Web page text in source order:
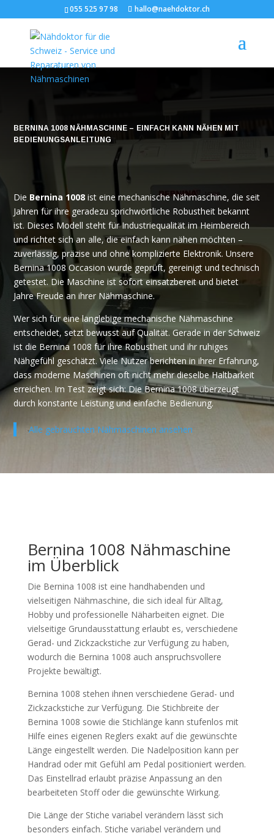
055 525 97 98 hallo@naehdoktor.ch
BERNINA 1008 NÄHMASCHINE – EINFACH KANN NÄHEN MIT
BEDIENUNGSANLEITUNG
Die Bernina 1008 ist eine mechanische Nähmaschine, die seit
Jahren für ihre geradezu sprichwörtliche Robustheit bekannt
ist. Dieses Modell steht für Industriequalität im Heimbereich
und richtet sich an alle, die einfach kann nähen möchten –
zuverlässig, präzise und ohne komplizierte Elektronik. Unsere
Bernina 1008 Occasion wurde geprüft, gereinigt und technisch
getestet. Die Maschine ist sofort einsatzbereit und bietet
Jahre Freude an ihrer Nähmaschine.
Wer sich für eine langlebige mechanische Nähmaschine
entscheidet, setzt bewusst auf Qualität. Gerade in der Schweiz
ist die Bernina 1008 für ihre Robustheit und ihr ruhiges
Nähgefühl geschätzt. Viele Nutzer berichten in ihrer Erfahrung,
dass moderne Maschinen oft nicht mehr dieselbe Haltbarkeit
erreichen. Im Test zeigt sich: Die Bernina 1008 überzeugt
durch konstante Leistung und einfache Bedienung.
Alle gebrauchten Nähmaschinen ansehen
Bernina 1008 Nähmaschine
im Überblick
Die Bernina 1008 ist eine handhabenden und
vielseitigen Nähmaschine, die sich ideal für Alltag,
Hobby und professionelle Näharbeiten eignet. Die
vielseitige Grundausstattung erlaubt es, verschiedene
Gerad- und Zickzackstiche zur Verfügung zu haben,
wodurch die Bernina 1008 auch anspruchsvollere
Projekte bewältigt.
Bernina 1008 stehen ihnen verschiedene Gerad- und
Zickzackstiche zur Verfügung. Die Stichbreite der
Bernina 1008 sowie die Stichlänge kann stufenlos mit
Hilfe eines eigenen Reglers exakt auf die gewünschte
Länge eingestellt werden. Die Nadelposition kann per
Handrad oder mit Gefühl am Pedal positioniert werden.
Das Einstellrad erlaubt präzise Anpassung an den
bearbeiteten Stoff oder die gewünschte Wirkung.
Die Länge der Stiche variabel verändern lässt sich
besonders einfach. Stiche variabel verändern und